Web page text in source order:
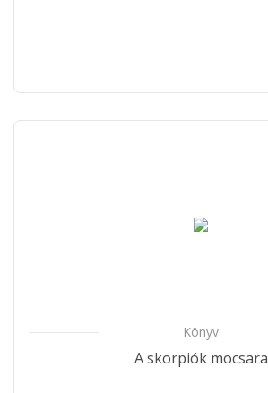
Könyv
A skorpiók mocsara